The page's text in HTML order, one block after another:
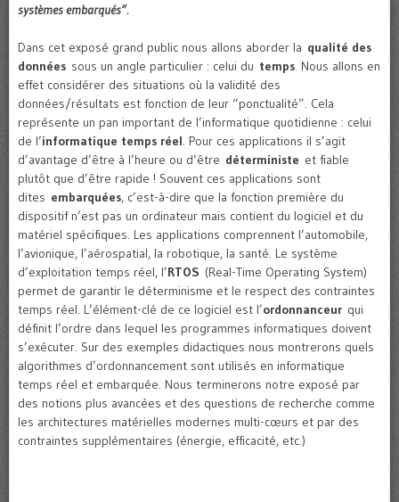
systèmes embarqués”.
Dans cet exposé grand public nous allons aborder la qualité des
données sous un angle particulier : celui du temps. Nous allons en
effet considérer des situations où la validité des
données/résultats est fonction de leur “ponctualité”. Cela
représente un pan important de l’informatique quotidienne : celui
de l’informatique temps réel. Pour ces applications il s’agit
d’avantage d’être à l’heure ou d’être déterministe et fiable
plutôt que d’être rapide ! Souvent ces applications sont
dites embarquées, c’est-à-dire que la fonction première du
dispositif n’est pas un ordinateur mais contient du logiciel et du
matériel spécifiques. Les applications comprennent l’automobile,
l’avionique, l’aérospatial, la robotique, la santé. Le système
d’exploitation temps réel, l’RTOS (Real-Time Operating System)
permet de garantir le déterminisme et le respect des contraintes
temps réel. L’élément-clé de ce logiciel est l’ordonnanceur qui
définit l’ordre dans lequel les programmes informatiques doivent
s’exécuter. Sur des exemples didactiques nous montrerons quels
algorithmes d’ordonnancement sont utilisés en informatique
temps réel et embarquée. Nous terminerons notre exposé par
des notions plus avancées et des questions de recherche comme
les architectures matérielles modernes multi-cœurs et par des
contraintes supplémentaires (énergie, efficacité, etc.)